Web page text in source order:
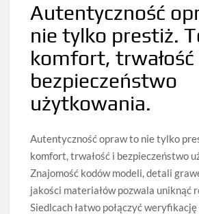
Autentyczność
nie tylko prestiż.
komfort, trwałość
bezpieczeństwo
użytkowania.
Autentyczność opraw to nie tylko
komfort, trwałość i bezpieczeństwo
Znajomość kodów modeli, detali
jakości materiałów pozwala uniknąć
Siedlcach łatwo połączyć